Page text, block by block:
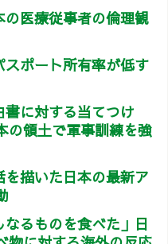
医療従事者の倫理観
ポート所有率が低す
に対する当てつけ
の領土で軍事訓練を強
描いた日本の最新ア
るものを食べた」日